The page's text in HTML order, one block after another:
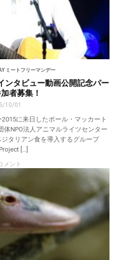
ミートフリーマンデー
タビュー動画公開記念パー
者募集！
10/01
に来日したポール・マッカート
体NPO法人アニマルライツセンター
ジタリアン食を導入するグループ
[…]
メント